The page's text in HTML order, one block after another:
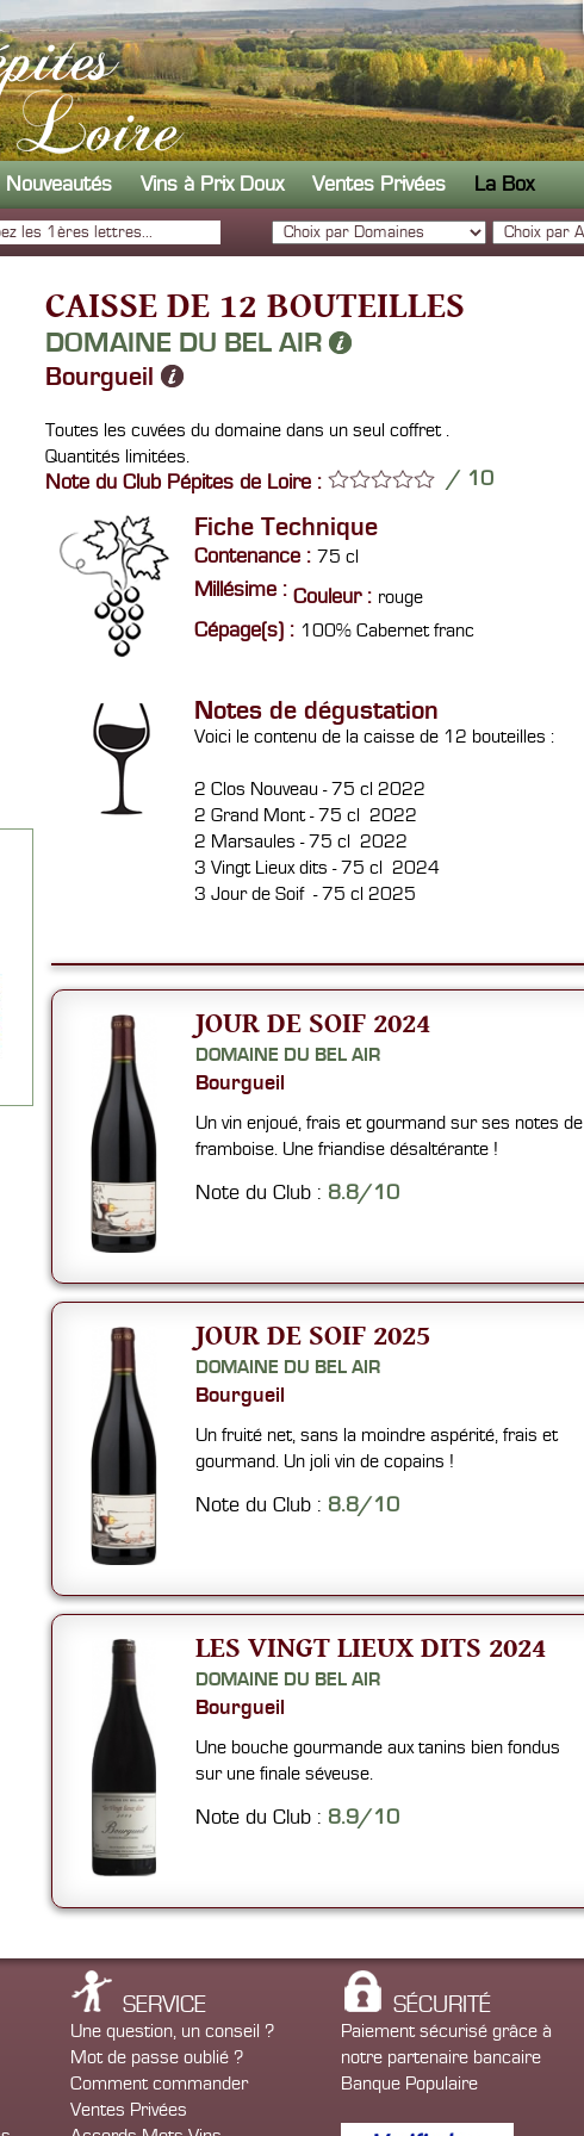
Nouveautés Vins à Prix Doux Ventes Privées La Box
CAISSE DE 12 BOUTEILLES
DOMAINE DU BEL AIR
Bourgueil
Toutes les cuvées du domaine dans un seul coffret .
Quantités limitées.
Note du Club Pépites de Loire : / 10
Fiche Technique
Contenance : 75 cl
Millésime : Couleur : rouge
Cépage(s) : 100% Cabernet franc
Notes de dégustation
Voici le contenu de la caisse de 12 bouteilles :
2 Clos Nouveau - 75 cl 2022
2 Grand Mont - 75 cl 2022
2 Marsaules - 75 cl 2022
3 Vingt Lieux dits - 75 cl 2024
3 Jour de Soif - 75 cl 2025
JOUR DE SOIF 2024
DOMAINE DU BEL AIR
Bourgueil
Un vin enjoué, frais et gourmand sur ses notes de
framboise. Une friandise désaltérante !
Note du Club : 8.8/10
JOUR DE SOIF 2025
DOMAINE DU BEL AIR
Bourgueil
Un fruité net, sans la moindre aspérité, frais et
gourmand. Un joli vin de copains !
Note du Club : 8.8/10
LES VINGT LIEUX DITS 2024
DOMAINE DU BEL AIR
Bourgueil
Une bouche gourmande aux tanins bien fondus
sur une finale séveuse.
Note du Club : 8.9/10
SERVICE
Une question, un conseil ?
Mot de passe oublié ?
Comment commander
Ventes Privées
SÉCURITÉ
Paiement sécurisé grâce à
notre partenaire bancaire
Banque Populaire